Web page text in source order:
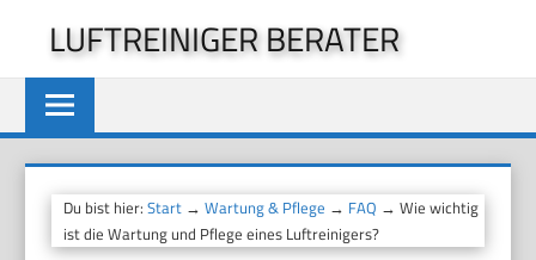
springen
LUFTREINIGER BERATER
Du bist hier:Start →Wartung & Pflege → FAQ → Wie wichtig
ist die Wartung und Pflege eines Luftreinigers?